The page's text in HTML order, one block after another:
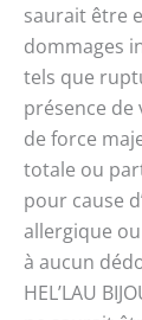
saurait être
dommages
tels que
présence
de force
totale ou
pour cause
allergique
à aucun
HEL’LAU